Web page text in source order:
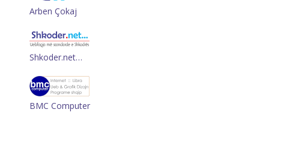
Arben Çokaj
Shkoder.net…
BMC Computer